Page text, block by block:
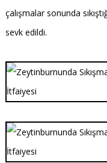
çalışmalar sonunda
sevk edildi.